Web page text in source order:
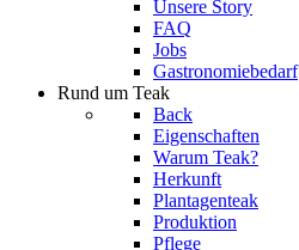
Unsere Story
FAQ
Jobs
Gastronomiebedarf
Rund um Teak
Back
Eigenschaften
Warum Teak?
Herkunft
Plantagenteak
Produktion
Pflege